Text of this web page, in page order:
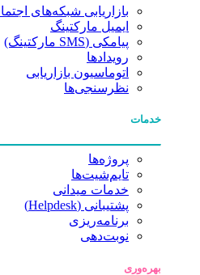
بازاریابی شبکه‌های اجتماعی
ایمیل مارکتینگ
پیامکی (SMS مارکتینگ)
رویدادها
اتوماسیون بازاریابی
نظرسنجی‌ها
خدمات
پروژه‌ها
تایم‌شیت‌ها
خدمات میدانی
پشتیبانی (Helpdesk)
برنامه‌ریزی
نوبت‌دهی
بهره‌وری